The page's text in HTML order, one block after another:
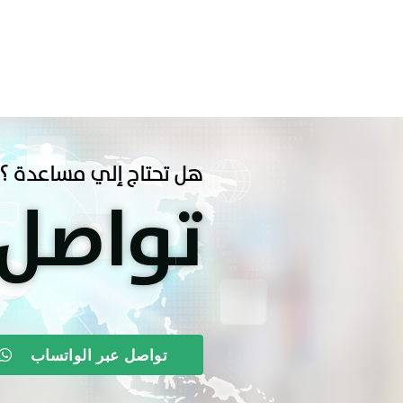
هل تحتاج إلي مساعدة ؟
تواصل عبر الواتساب